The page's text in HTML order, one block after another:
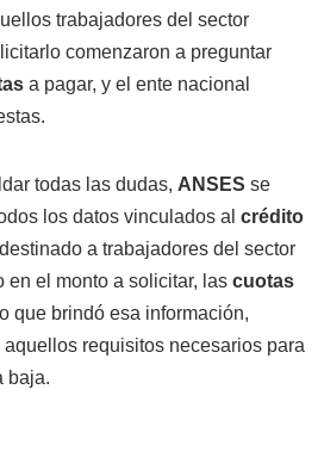
trabajadores del sector
comenzaron a preguntar
a pagar, y el ente nacional
todas las dudas, ANSES se
los datos vinculados al crédito
a trabajadores del sector
en el monto a solicitar, las cuotas
que brindó esa información,
requisitos necesarios para
baja.